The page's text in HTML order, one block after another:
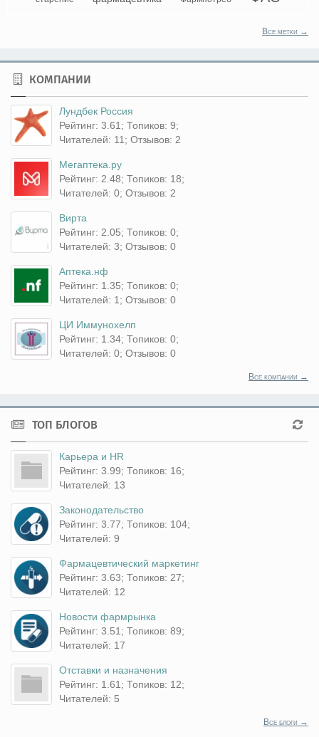
Все метки →
КОМПАНИИ
Лундбек Россия
Рейтинг: 3.61; Топиков: 9;
Читателей: 11; Отзывов: 2
Мегаптека.ру
Рейтинг: 2.48; Топиков: 18;
Читателей: 0; Отзывов: 2
Вирта
Рейтинг: 2.05; Топиков: 0;
Читателей: 3; Отзывов: 0
Аптека.нф
Рейтинг: 1.35; Топиков: 0;
Читателей: 1; Отзывов: 0
ЦИ Иммунохелп
Рейтинг: 1.34; Топиков: 0;
Читателей: 0; Отзывов: 0
Все компании →
ТОП БЛОГОВ
Карьера и HR
Рейтинг: 3.99; Топиков: 16;
Читателей: 13
Законодательство
Рейтинг: 3.77; Топиков: 104;
Читателей: 9
Фармацевтический маркетинг
Рейтинг: 3.63; Топиков: 27;
Читателей: 12
Новости фармрынка
Рейтинг: 3.51; Топиков: 89;
Читателей: 17
Отставки и назначения
Рейтинг: 1.61; Топиков: 12;
Читателей: 5
Все блоги →